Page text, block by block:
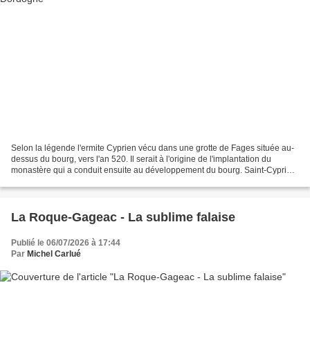
Selon la légende l'ermite Cyprien vécu dans une grotte de Fages située au-
dessus du bourg, vers l'an 520. Il serait à l'origine de l'implantation du
monastère qui a conduit ensuite au développement du bourg. Saint-Cyprien
La Roque-Gageac - La sublime falaise
Publié le 06/07/2026 à 17:44
Par Michel Carlué